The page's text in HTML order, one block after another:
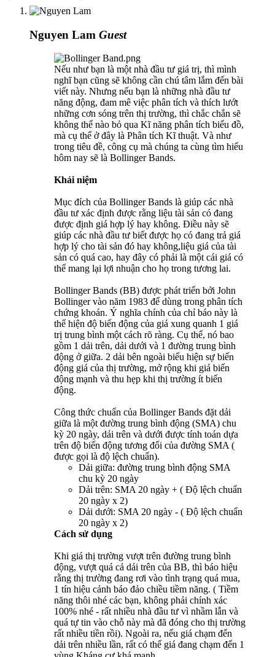
Nguyen Lam Guest
Nếu như bạn là một nhà đầu tư giá trị, thì mình
nghĩ bạn cũng sẽ không cần chú tâm lắm đến bài
viết này. Nhưng nếu bạn là những nhà đầu tư
năng động, đam mê việc phân tích và thích lướt
những cơn sóng trên thị trường, thì chắc chắn sẽ
không thể nào bỏ qua Kĩ năng phân tích biểu đồ,
mà cụ thể ở đây là Phân tích Kĩ thuật. Và như
trong tiêu đề, công cụ mà chúng ta cùng tìm hiểu
hôm nay sẽ là Bollinger Bands.
Khái niệm
Mục đích của Bollinger Bands là giúp các nhà
đầu tư xác định được rằng liệu tài sản có đang
được định giá hợp lý hay không. Điều này sẽ
giúp các nhà đầu tư biết được họ có đang trả giá
hợp lý cho tài sản đó hay không,liệu giá của tài
sản có quá cao, hay đây có phải là một cái giá có
thể mang lại lợi nhuận cho họ trong tương lai.
Bollinger Bands (BB) được phát triển bởi John
Bollinger vào năm 1983 để dùng trong phân tích
chứng khoán. Ý nghĩa chính của chỉ báo này là
thể hiện độ biến động của giá xung quanh 1 giá
trị trung bình một cách rõ ràng. Cụ thể, nó bao
gồm 1 dải trên, dải dưới và 1 đường trung bình
động ở giữa. 2 dải bên ngoài biểu hiện sự biến
động giá của thị trường, mở rộng khi giá biến
động mạnh và thu hẹp khi thị trường ít biến
động.
Công thức chuẩn của Bollinger Bands đặt dải
giữa là một đường trung bình động (SMA) chu
kỳ 20 ngày, dải trên và dưới được tính toán dựa
trên độ biến động tương đối của đường SMA (
được gọi là độ lệch chuẩn).
Dải giữa: đường trung bình động SMA
chu kỳ 20 ngày
Dải trên: SMA 20 ngày + ( Độ lệch chuẩn
20 ngày x 2)
Dải dưới: SMA 20 ngày - ( Độ lệch chuẩn
20 ngày x 2)
Cách sử dụng
Khi giá thị trường vượt trên đường trung bình
động, vượt quá cả dải trên của BB, thì báo hiệu
rằng thị trường đang rơi vào tình trạng quá mua,
1 tín hiệu cảnh báo đảo chiều tiềm năng. ( Tiềm
năng thôi nhé các bạn, không phải chính xác
100% nhé - rất nhiều nhà đầu tư vì nhầm lẫn và
quá tự tin vào chỗ này mà đã đóng cho thị trường
rất nhiều tiền rồi). Ngoài ra, nếu giá chạm đến
dải trên nhiều lần, rất có thể giá đang chạm đến 1